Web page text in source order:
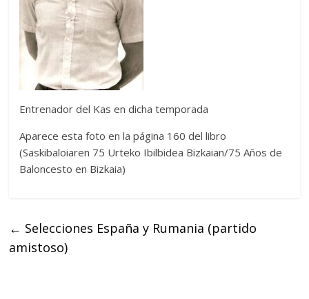
Entrenador del Kas en dicha temporada
Aparece esta foto en la página 160 del libro
(Saskibaloiaren 75 Urteko Ibilbidea Bizkaian/75 Años de
Baloncesto en Bizkaia)
← Selecciones España y Rumania (partido
amistoso)